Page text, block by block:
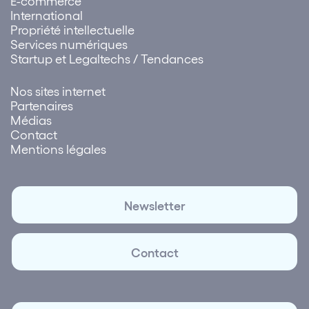
International
Propriété intellectuelle
Services numériques
Startup et Legaltechs / Tendances
Nos sites internet
Partenaires
Médias
Contact
Mentions légales
Newsletter
Contact